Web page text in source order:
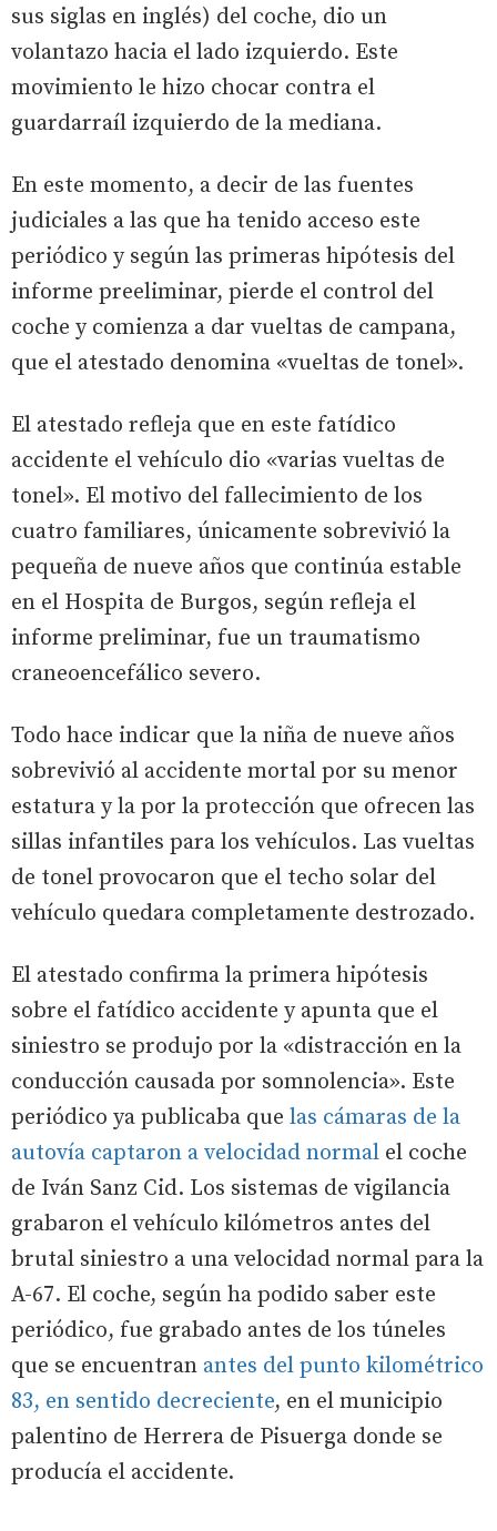
sus siglas en inglés) del coche, dio un
volantazo hacia el lado izquierdo. Este
movimiento le hizo chocar contra el
guardarraíl izquierdo de la mediana.
En este momento, a decir de las fuentes
judiciales a las que ha tenido acceso este
periódico y según las primeras hipótesis del
informe preeliminar, pierde el control del
coche y comienza a dar vueltas de campana,
que el atestado denomina «vueltas de tonel».
El atestado refleja que en este fatídico
accidente el vehículo dio «varias vueltas de
tonel». El motivo del fallecimiento de los
cuatro familiares, únicamente sobrevivió la
pequeña de nueve años que continúa estable
en el Hospita de Burgos, según refleja el
informe preliminar, fue un traumatismo
craneoencefálico severo.
Todo hace indicar que la niña de nueve años
sobrevivió al accidente mortal por su menor
estatura y la por la protección que ofrecen las
sillas infantiles para los vehículos. Las vueltas
de tonel provocaron que el techo solar del
vehículo quedara completamente destrozado.
El atestado confirma la primera hipótesis
sobre el fatídico accidente y apunta que el
siniestro se produjo por la «distracción en la
conducción causada por somnolencia». Este
periódico ya publicaba que las cámaras de la
autovía captaron a velocidad normal el coche
de Iván Sanz Cid. Los sistemas de vigilancia
grabaron el vehículo kilómetros antes del
brutal siniestro a una velocidad normal para la
A-67. El coche, según ha podido saber este
periódico, fue grabado antes de los túneles
que se encuentran antes del punto kilométrico
83, en sentido decreciente, en el municipio
palentino de Herrera de Pisuerga donde se
producía el accidente.